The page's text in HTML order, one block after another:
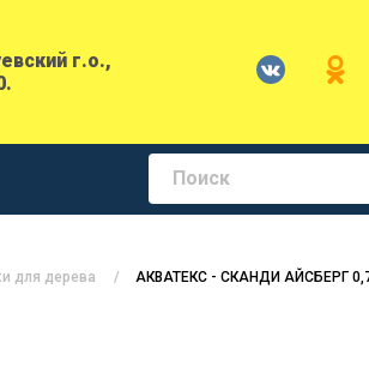
г.о.,
для дерева АКВАТЕКС - СКАНДИ АЙСБЕРГ